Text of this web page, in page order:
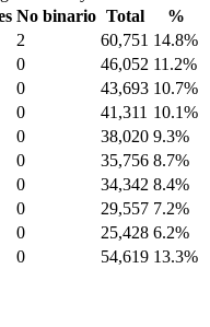
No binario Total
%
2 60,751 14.8%
0 46,052 11.2%
0 43,693 10.7%
0 41,311 10.1%
0 38,020 9.3%
0 35,756 8.7%
0 34,342 8.4%
0 29,557 7.2%
0 25,428 6.2%
0 54,619 13.3%